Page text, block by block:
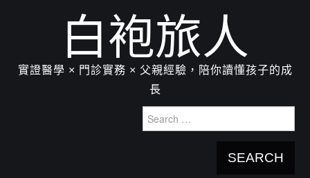
白袍旅人
實證醫學 × 門診實務 × 父親經驗，陪你讀懂孩子的成
長
for: